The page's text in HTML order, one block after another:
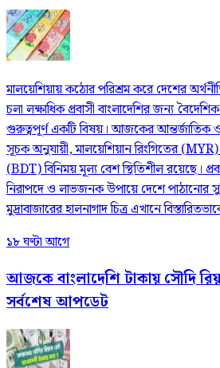
মালয়েশিয়ায় কঠোর পরিশ্রম করে দেশের
চলা লক্ষাধিক প্রবাসী বাংলাদেশির জন্য
গুরুত্বপূর্ণ একটি বিষয়। আজকের আন্তর্জাতিক ও
সূচক অনুযায়ী, মালয়েশিয়ান রিংগিতের (MYR)
(BDT) বিনিময় মূল্য বেশ স্থিতিশীল রয়েছে।
নিরাপদে ও লাভজনক উপায়ে দেশে পাঠানোর
মুদ্রাবাজারের হালনাগাদ চিত্র এখানে
১৮ ঘণ্টা আগে
আজকে বাংলাদেশি টাকায় সৌদি
সর্বশেষ আপডেট